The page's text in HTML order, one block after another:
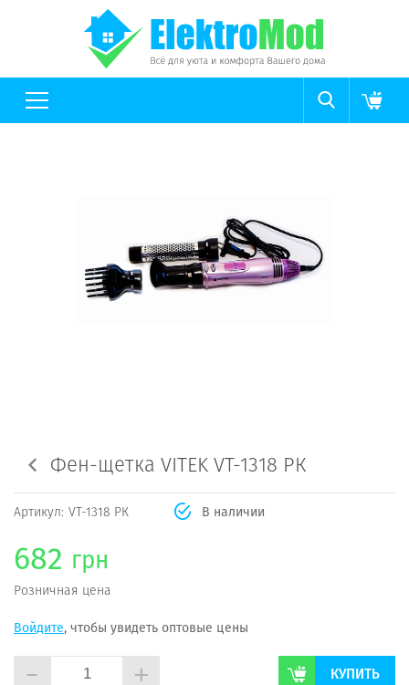
Фен-щетка VITEK VT-1318 РК
Артикул: VT-1318 РК В наличии
682 грн
Розничная цена
Войдите, чтобы увидеть оптовые цены
- + КУПИТЬ